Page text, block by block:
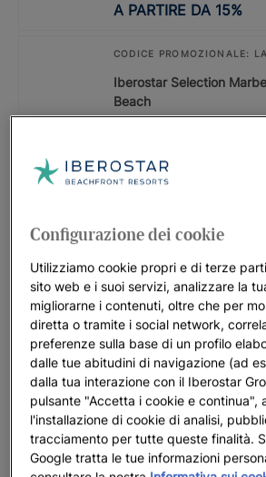
A PARTIRE DA 15%
CODICE PROMOZIONALE:
Iberostar Selection
Beach
CODICE PROMOZIONALE:
FINO A 20%
CODICE PROMOZIONALE:
Iberostar Selection
Sousse
FINO A SFR 0
CODICE PROMOZIONALE:
Iberostar Selection Creta
FINO A 30%
Configurazione dei cookie
Utilizziamo cookie propri e di terze
sito web e i suoi servizi, analizzare la
migliorarne i contenuti, oltre che per
diretta o tramite i social network,
preferenze sulla base di un profilo
dalle tue abitudini di navigazione (ad
dalla tua interazione con il Iberostar
pulsante "Accetta i cookie e continua",
l'installazione di cookie di analisi,
tracciamento per tutte queste finalità.
Google tratta le tue informazioni